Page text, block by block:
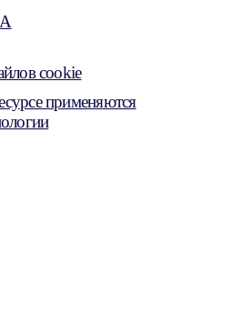
cookie
применяются